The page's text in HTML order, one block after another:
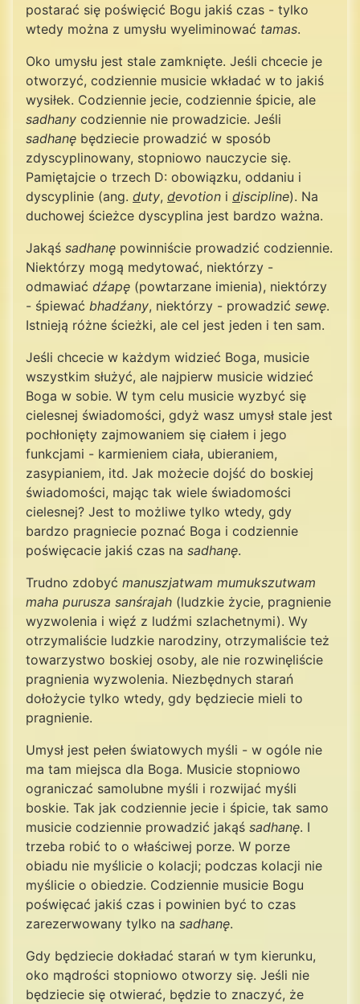
postarać się poświęcić Bogu jakiś czas - tylko
wtedy można z umysłu wyeliminować tamas.
Oko umysłu jest stale zamknięte. Jeśli chcecie je
otworzyć, codziennie musicie wkładać w to jakiś
wysiłek. Codziennie jecie, codziennie śpicie, ale
sadhany codziennie nie prowadzicie. Jeśli
sadhanę będziecie prowadzić w sposób
zdyscyplinowany, stopniowo nauczycie się.
Pamiętajcie o trzech D: obowiązku, oddaniu i
dyscyplinie (ang. duty, devotion i discipline). Na
duchowej ścieżce dyscyplina jest bardzo ważna.
Jakąś sadhanę powinniście prowadzić codziennie.
Niektórzy mogą medytować, niektórzy -
odmawiać dźapę (powtarzane imienia), niektórzy
- śpiewać bhadźany, niektórzy - prowadzić sewę.
Istnieją różne ścieżki, ale cel jest jeden i ten sam.
Jeśli chcecie w każdym widzieć Boga, musicie
wszystkim służyć, ale najpierw musicie widzieć
Boga w sobie. W tym celu musicie wyzbyć się
cielesnej świadomości, gdyż wasz umysł stale jest
pochłonięty zajmowaniem się ciałem i jego
funkcjami - karmieniem ciała, ubieraniem,
zasypianiem, itd. Jak możecie dojść do boskiej
świadomości, mając tak wiele świadomości
cielesnej? Jest to możliwe tylko wtedy, gdy
bardzo pragniecie poznać Boga i codziennie
poświęcacie jakiś czas na sadhanę.
Trudno zdobyć manuszjatwam mumukszutwam
maha purusza sanśrajah (ludzkie życie, pragnienie
wyzwolenia i więź z ludźmi szlachetnymi). Wy
otrzymaliście ludzkie narodziny, otrzymaliście też
towarzystwo boskiej osoby, ale nie rozwinęliście
pragnienia wyzwolenia. Niezbędnych starań
dołożycie tylko wtedy, gdy będziecie mieli to
pragnienie.
Umysł jest pełen światowych myśli - w ogóle nie
ma tam miejsca dla Boga. Musicie stopniowo
ograniczać samolubne myśli i rozwijać myśli
boskie. Tak jak codziennie jecie i śpicie, tak samo
musicie codziennie prowadzić jakąś sadhanę. I
trzeba robić to o właściwej porze. W porze
obiadu nie myślicie o kolacji; podczas kolacji nie
myślicie o obiedzie. Codziennie musicie Bogu
poświęcać jakiś czas i powinien być to czas
zarezerwowany tylko na sadhanę.
Gdy będziecie dokładać starań w tym kierunku,
oko mądrości stopniowo otworzy się. Jeśli nie
będziecie się otwierać, będzie to znaczyć, że